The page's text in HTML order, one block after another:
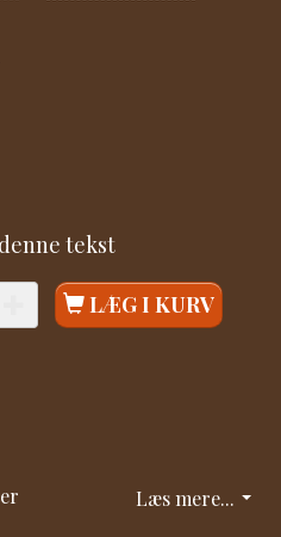
tekst
LÆG I KURV
Læs mere...